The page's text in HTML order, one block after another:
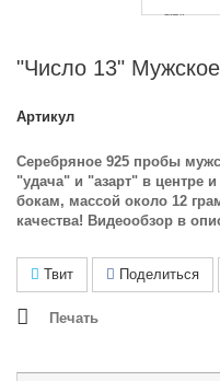
"Число 13"
Артикул
Серебряное 925 пробы
"удача" и "азарт" в центре
бокам, массой около 12
качества! Видеообзор в
Твит Поделиться
Печать